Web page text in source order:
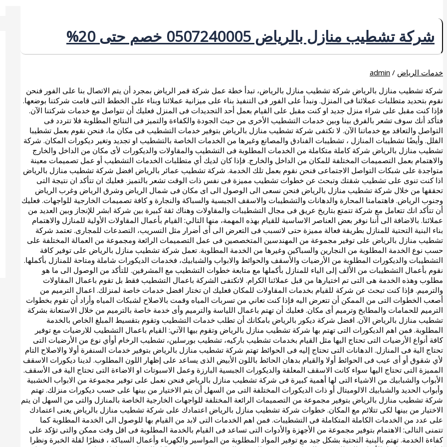
شركة تشطيب منازل بالرياض 0507240005 خصم حتى 20%
خدمات الرياض /
admin
شركة تشطيب منازل بالرياض شركة تشطيب منازل بالرياض، تبدأ خطة عمل شركة قمر الرياض بمجرد أن يتم الاتصال بنا على الفور فنحن
نقوم بتحديد متطلبات عملائنا فى المنزل. ونبدأ على الفور فى التنفيذ بناء على ميزانية عملائنا وبناء على الخطط التى قامت شركتنا بوضعها.
فإذا كنت مقبل على شراء منزل جديد او كنت مقبل على القيام بعمل أحد التجديدات فى المنزل فعليك أن تتواصل مع خدمات شركتنا الآن.
فتأكد أنك سوف تشعر بالفرق بينا وبين خدمات التشطيب الأخرى من حيث الجودة والكفاءة والتميز فى النتائج المطلوبة فلا تتردد فى
التواصل والتعاقد مع خدماتنا الآن. لا تكتفى شركة تشطيب منازل بالرياض بتوفير خدمات التشطيب فى مكان ما، فنحن نقوم بعمل تشطيبا
الفلل. وأيضًا تشطيبات المنازل ، تشطيبات الفنادق والمصانع وغيرها من الخدمات الخاصة بالتشطيب او تجديد وتغير ديكورات المكان. شركة
تشطيب منازل بالرياض شركة كاملة متكاملة من الخدمات المطلوبة فى التشطيب والمقاولات والديكورات لأى مكان من الداخل والخارج
والاهتمام بعمل التصميمات المختلفة للمكان من الداخل والخارج. فإذا كان لديك أي متطلبات الخدمات التشطيب أو عمل تصميمات معينة
متواجدة على شبكات التواصل الاجتماعى فنحن نقوم بعمل تلك الخدمة. شركة تشطيب عمائر بالرياض افضل شركة تشطيب منازل بالرياض
اذا كنت تنوى على تشطيب شقتك وتبحث عن خطوات تشطيب مميزة فى نفس ذات الوقت تشعر بالتميز. فعليك ان تتأكد ان نتيجة التى
تحققها من خلال شركة تشطيب منازل بالرياض فنحن نسعى الى الوصول الى اى مكان فى شمال الرياض وشرق الرياض وغرب الرياض
وجنوب الرياض. فاهتمامنا المحارة والدهانات والتشطيبات والاسقف الجبسية والسباكة والنجارة و كافة تصميمات الخارجية للواجهات. فعليك
أن تتأكد انك تتعامل مع شركة تتمتع بتاريخ عريق فى مجال التشطيبات والمقاولات وهناك ثقة كبيرة بين شركة ابشر للإنجاز وبين العديد من
عملائنا. بالاضافة الى أننا نوفر بعض العناصر الاساسية للقيام بهذه المهمة، منها التالي: القيام بأعمال المقاولات الأولية للمنازل والاهتمام
بناء البنية التحتية للمنازل بطريقة فعالة مميزة حتى لاتسبب فى التعرض الى أى أضرار مثل التسريب، التصدعات للمجارى. تعتمد شركة
تشطيب منازل بالرياض على توفير مجموعة من المهندسين المتخصصين فى عمل التصميمات الرائعة ومجموعة من العمالة المختلفة على
حسب نوع الخدمة المطلوبة من النجارين والسباكين وغيرها من الخدمة المطلوبة. تعمل شركة تشطيب منازل بالرياض على توفير كافة
التشطيبات والديكورات المطلوبة من الأرضيات والأسقف والحوائط والابواب والشبابيك، فخدمات الديكورات شاملة ومتاحة للمنازل بأكملها.
نقوم بأعمال التشطيبات من الألف إلى الياء للمنازل بأكملها مع متابعة خطوات التشطيب مع المشرفين. للتأكد من الوصول الى ما هو
مطلوب وهذه الخدمة هى التى تم اختيارها من قبل عملائنا الكرام. لاتكتفى الشركة باعمال التشطيب فقط بل تقوم باعمال المقاولات
والترميم. فإذا كنت تبحث عن شركة للقيام بخدمات المقاولات للمكان فعليك ان تختار افضل خدمات خاصة لمنزلك. اعمال الترميم من
أصعب الخطوات التى من الممكن أن تتعرض اليه فإذا كنت تعاني من تسربات المياه وقمت بالاصلاح لشبكات المياه وأراد أن تقوم بخطوات
الترميم للحمامات والمطابخ وترميم أى مكان. فعليك أن تهتم باعمال اللياسة والترميم وأى خدمة خاصة بالترميم من خلال الاستعانة بشركة
تشطيب منازل بالرياض الآن. افضل شركة ديكور بالرياض بامكانك أن تطلب خدمات التشطيب وتقوم بتقسيط المبلغ الخاص بالخدمة
المطلوبة. فمن اهم الديكورات التى تهتم بها شركة تشطيب منازل بالرياض وتقوم بيها الآتي: القيام باعمال التشطيب للارضيات مع توفير
كافة أنواع الأرضيات التى تحتاج اليها مثل القيام بخدمات تشطيب باركيه، تشطيب بورسلين، تشطيب الرخام أوأي نوع من الأرضيات التى
تحتاج الية فى المنازل. الدهانات التى تحتاج إليه فى الحوائط تهتم شركة تشطيب منازل بالرياض بتوفير خدمات السنفرة أولا والاصلاح التام
لأي شقوق أو أى عيب فى الحوائط أولا والقيام بدهان الحائط باللون الأبيض الذى يساعد على إظهار اللون المطلوب. لدينا ديكورات الاسقف
المميزة التى تحتاج اليها سواء كانت الاسقف المعلقة والديكورات الجبسية البارزة وعمل الاسبوتات او الاضاءة التى تحتاج الية فى الأسقف.
الأبواب والشبابيك من الاشياء التى لها أهمية كبيرة فى شركة تشطيب منازل بالرياض فنحن نعمل على توفير مجموعة من الابواب الخشبية
وأبواب الحديد والشبابيك الالوميتال أو ذات الديكورات المختلفة التى من السهل أن يتم الاختيار من بينها على حسب ديكورات منزلك. تهتم
شركة تشطيب منازل بالرياض بتوفير مجموعة من التصميمات الرائعة المختلفة للواجهات الخارجية الخاصة بالمنازل والتى من السهل ان يتم
الاختيار من بينها لكى تتلائم مع المكان. خطوات شركة تشطيب منازل بالرياض اعتمادك على شركة تشطيب منازل بالرياض يعنى اعتمادك
على عدد من الخدمات الكاملة المتكاملة فى التشطيبات. فمن اهم الخدمات التى لابد من القيام بها للوصول الى الخدمة المطلوبة كما
تتمنى التالى: الاهتمام بتوفير مجموعة من الأجهزة والأدوات التى تساعد فى القيام بالخدمة المطلوبة فى اقل وقت ممكن والتى تؤكد على
كفاءة الخدمة. تهتم بالبنية التحتية بشكل جيد مع توفير المواد المطلوبة من المواسير والكهرباء وأعمال السباكة ، فنظرًا لقلة الخبرة ونظرا